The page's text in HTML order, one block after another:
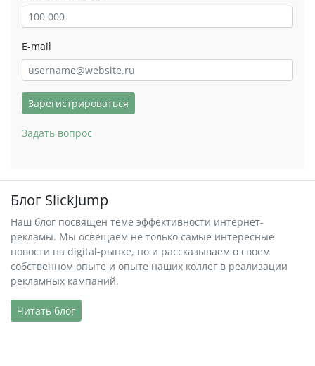
E-mail
Зарегистрироваться
Задать вопрос
Блог SlickJump
Наш блог посвящен теме эффективности интернет-
рекламы. Мы освещаем не только самые интересные
новости на digital-рынке, но и рассказываем о своем
собственном опыте и опыте наших коллег в реализации
рекламных кампаний.
Читать блог